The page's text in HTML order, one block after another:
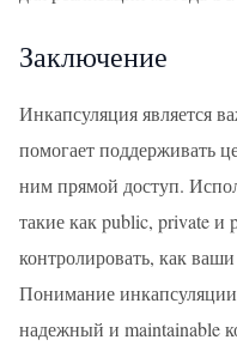
Заключение
Инкапсуляция является
помогает поддерживать
ним прямой доступ.
такие как public, private и
контролировать, как
Понимание
надежный и maintainable